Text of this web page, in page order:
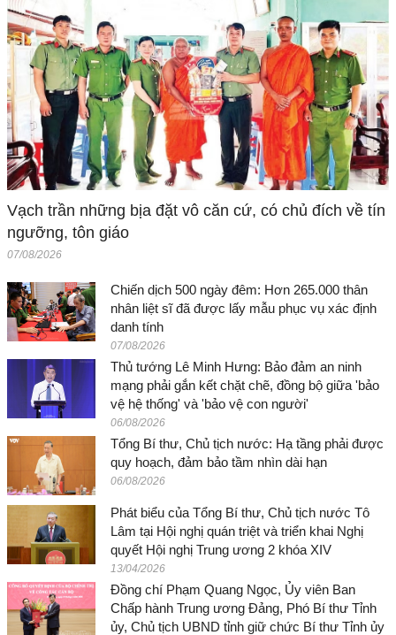
Vạch trần những bịa đặt vô căn cứ, có chủ đích về tín
ngưỡng, tôn giáo
07/08/2026
Chiến dịch 500 ngày đêm: Hơn 265.000 thân
nhân liệt sĩ đã được lấy mẫu phục vụ xác định
danh tính
07/08/2026
Thủ tướng Lê Minh Hưng: Bảo đảm an ninh
mạng phải gắn kết chặt chẽ, đồng bộ giữa 'bảo
vệ hệ thống' và 'bảo vệ con người'
06/08/2026
Tổng Bí thư, Chủ tịch nước: Hạ tầng phải được
quy hoạch, đảm bảo tầm nhìn dài hạn
06/08/2026
Phát biểu của Tổng Bí thư, Chủ tịch nước Tô
Lâm tại Hội nghị quán triệt và triển khai Nghị
quyết Hội nghị Trung ương 2 khóa XIV
13/04/2026
Đồng chí Phạm Quang Ngọc, Ủy viên Ban
Chấp hành Trung ương Đảng, Phó Bí thư Tỉnh
ủy, Chủ tịch UBND tỉnh giữ chức Bí thư Tỉnh ủy